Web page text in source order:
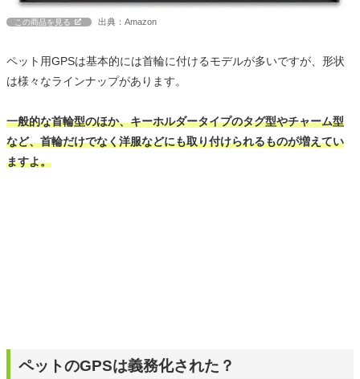
この商品を見る 出典：Amazon
ペット用GPSは基本的には首輪に付けるモデルが多いですが、形状
は様々なラインナップがあります。
一般的な首輪型のほか、キーホルダータイプのタグ型やチャーム型
など、首輪だけでなく洋服などにも取り付けられるものが増えてい
ますよ。
ペットのGPSは義務化された？